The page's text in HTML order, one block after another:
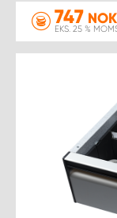
747 NOK
EKS. 25 %